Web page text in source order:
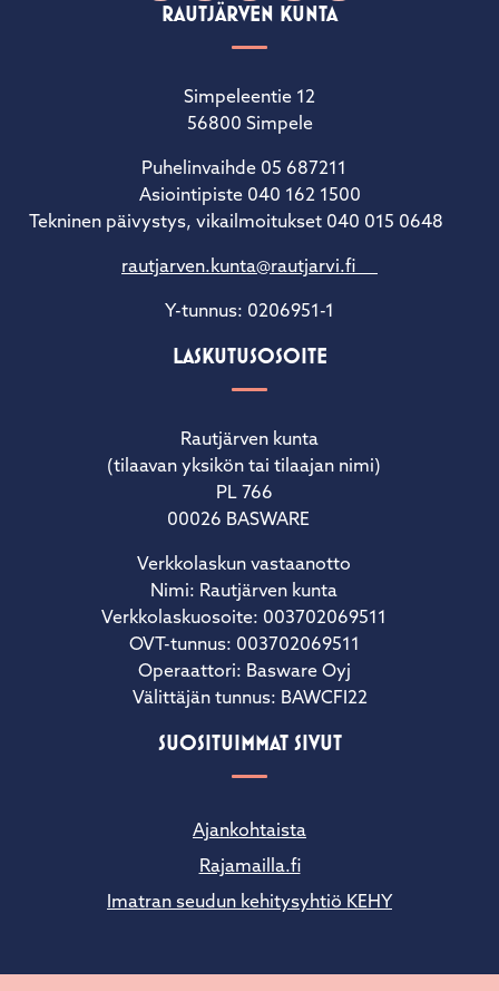
RAUTJÄRVEN KUNTA
Simpeleentie 12
56800 Simpele
Puhelinvaihde 05 687211
Asiointipiste 040 162 1500
Tekninen päivystys, vikailmoitukset 040 015 0648
rautjarven.kunta@rautjarvi.fi
Y-tunnus: 0206951-1
LASKUTUSOSOITE
Rautjärven kunta
(tilaavan yksikön tai tilaajan nimi)
PL 766
00026 BASWARE
Verkkolaskun vastaanotto
Nimi: Rautjärven kunta
Verkkolaskuosoite: 003702069511
OVT-tunnus: 003702069511
Operaattori: Basware Oyj
Välittäjän tunnus: BAWCFI22
SUOSITUIMMAT SIVUT
Ajankohtaista
Rajamailla.fi
Imatran seudun kehitysyhtiö KEHY